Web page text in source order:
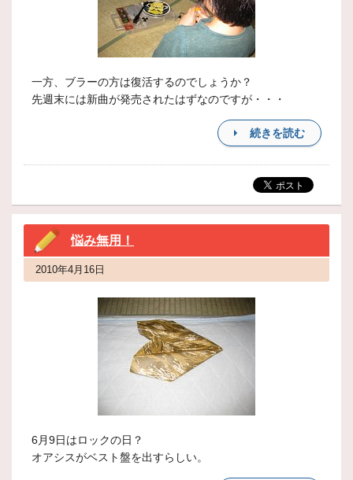
一方、ブラーの方は復活するのでしょうか？
先週末には新曲が発売されたはずなのですが・・・
続きを読む
悩み無用！
2010年4月16日
6月9日はロックの日？
オアシスがベスト盤を出すらしい。